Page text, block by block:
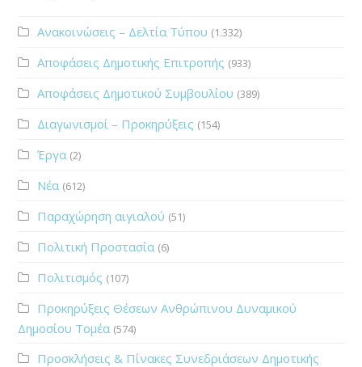
Ανακοινώσεις – Δελτία Τύπου (1.332)
Αποφάσεις Δημοτικής Επιτροπής (933)
Αποφάσεις Δημοτικού Συμβουλίου (389)
Διαγωνισμοί – Προκηρύξεις (154)
Έργα (2)
Νέα (612)
Παραχώρηση αιγιαλού (51)
Πολιτική Προστασία (6)
Πολιτισμός (107)
Προκηρύξεις Θέσεων Ανθρώπινου Δυναμικού
Δημοσίου Τομέα (574)
Προσκλήσεις & Πίνακες Συνεδριάσεων Δημοτικής